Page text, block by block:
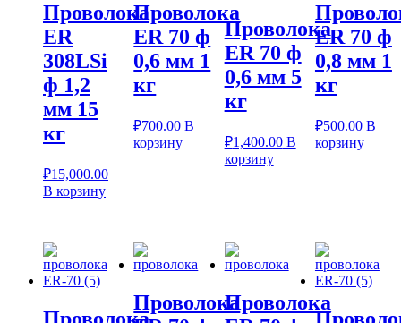
Проволока
ER
308LSi
ф 1,2
мм 15
кг
₽15,000.00
В корзину
Проволока
ER 70 ф
0,6 мм 1
кг
₽700.00 В
корзину
Проволока
ER 70 ф
0,6 мм 5
кг
₽1,400.00 В
корзину
ER 70 ф
0,8 мм 1
кг
₽500.00 В
корзину
Проволока
ПроволокаПроволока